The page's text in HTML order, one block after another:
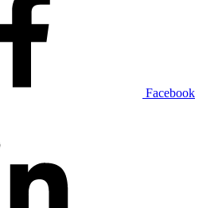
Facebook